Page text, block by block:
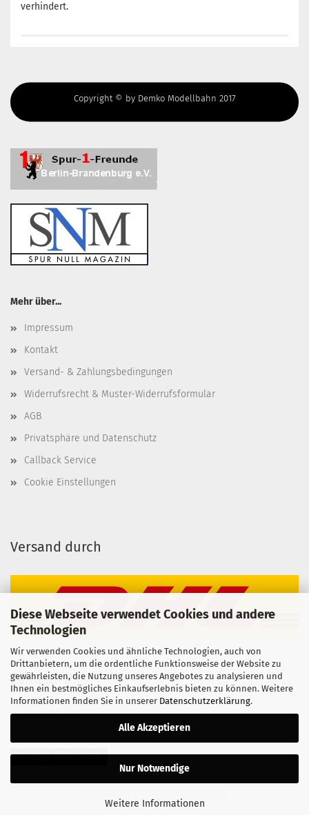
Diese Webseite verwendet Cookies und andere
Technologien
Wir verwenden Cookies und ähnliche Technologien, auch von
Drittanbietern, um die ordentliche Funktionsweise der Website zu
gewährleisten, die Nutzung unseres Angebotes zu analysieren und
Ihnen ein bestmögliches Einkaufserlebnis bieten zu können. Weitere
Informationen finden Sie in unserer Datenschutzerklärung.
Alle Akzeptieren
Nur Notwendige
Weitere Informationen
verhindert.
Copyright © by Demko Modellbahn 2017
Mehr über...
Impressum
Kontakt
Versand- & Zahlungsbedingungen
Widerrufsrecht & Muster-Widerrufsformular
AGB
Privatsphäre und Datenschutz
Callback Service
Cookie Einstellungen
Versand durch
Zahlbar via
Vorkasse
Vertrag widerrufen